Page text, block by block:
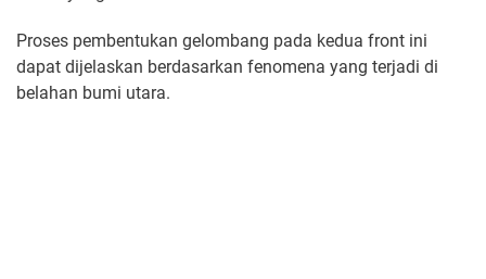
Proses pembentukan gelombang pada kedua front ini
dapat dijelaskan berdasarkan fenomena yang terjadi di
belahan bumi utara.